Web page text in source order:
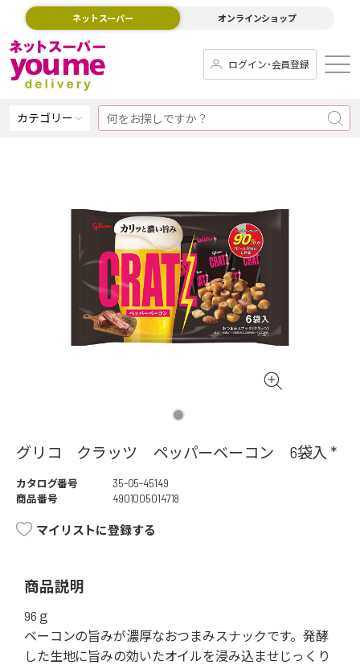
ネットスーパー オンラインショップ
ログイン･会員登録
カテゴリー
グリコ クラッツ ペッパーベーコン 6袋入 *
カタログ番号
35-05-45149
商品番号
4901005014718
マイリストに登録する
商品説明
96ｇ
ベーコンの旨みが濃厚なおつまみスナックです。発酵
した生地に旨みの効いたオイルを浸み込ませじっくり